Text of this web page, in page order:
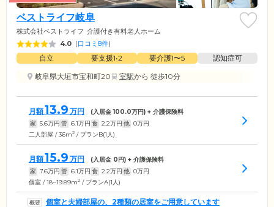
ベストライフ岐阜
株式会社ベストライフ 介護付き有料老人ホーム
4.0 (口コミ8件)
自立 要支援1•2 要介護1〜5
認知症可
岐阜県大垣市宝和町20
室駅から 徒歩10分
月額13.9 万円 (入居金100.0万円) + 介護保険料
家 5.6万円 管 6.1万円 食 2.2万円 他 0万円
二人部屋 / 36m2 / プランB(1人)
月額15.9 万円 (入居金 0円) + 介護保険料
家 7.6万円 管 6.1万円 食 2.2万円 他 0万円
個室 / 18~19.89m2 / プランA(1人)
個室と夫婦部屋の、2種類の居室をご用意しています